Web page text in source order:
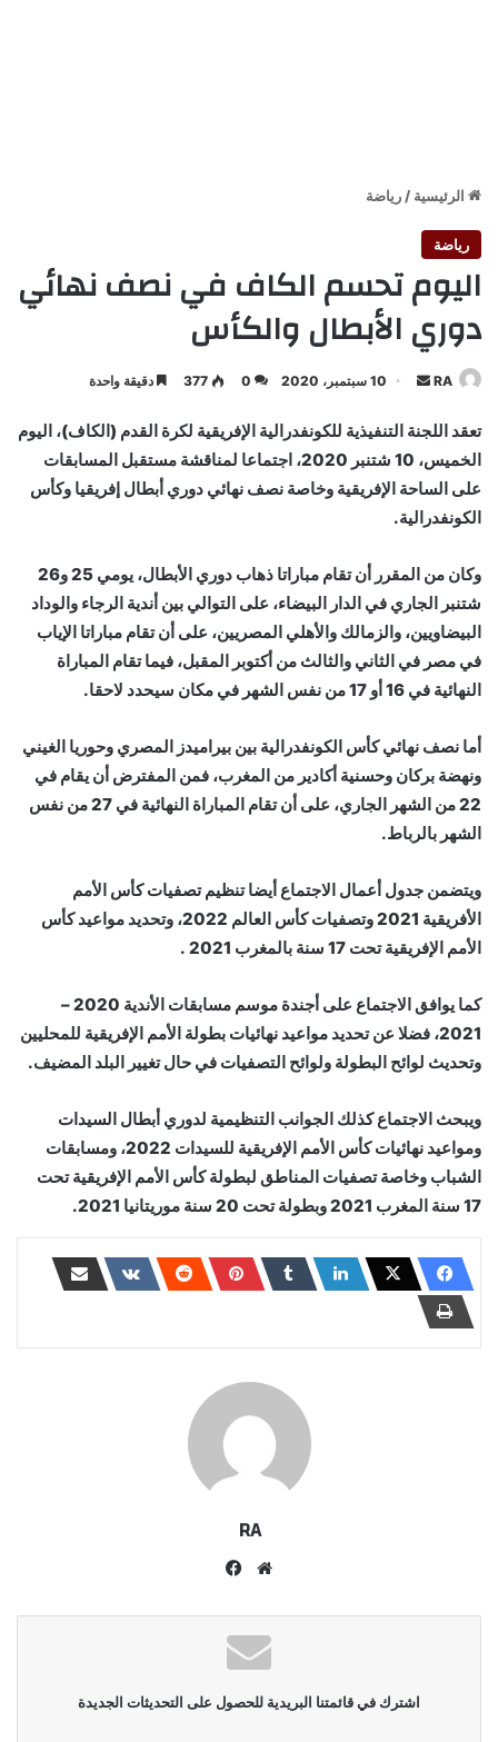
الرئيسية / رياضة
رياضة
اليوم تحسم الكاف في نصف نهائي
دوري الأبطال والكأس
RA
أرسل
إلكترونيا
10 سبتمبر، 2020 0
377 دقيقة واحدة
تعقد اللجنة التنفيذية للكونفدرالية الإفريقية لكرة القدم (الكاف)، اليوم
الخميس، 10 شتنبر 2020، اجتماعا لمناقشة مستقبل المسابقات
على الساحة الإفريقية وخاصة نصف نهائي دوري أبطال إفريقيا وكأس
الكونفدرالية.
وكان من المقرر أن تقام مباراتا ذهاب دوري الأبطال، يومي 25 و26
شتنبر الجاري في الدار البيضاء، على التوالي بين أندية الرجاء والوداد
البيضاويين، والزمالك والأهلي المصريين، على أن تقام مباراتا الإياب
في مصر في الثاني والثالث من أكتوبر المقبل، فيما تقام المباراة
النهائية في 16 أو 17 من نفس الشهر في مكان سيحدد لاحقا.
أما نصف نهائي كأس الكونفدرالية بين بيراميدز المصري وحوريا الغيني
ونهضة بركان وحسنية أكادير من المغرب، فمن المفترض أن يقام في
22 من الشهر الجاري، على أن تقام المباراة النهائية في 27 من نفس
الشهر بالرباط.
ويتضمن جدول أعمال الاجتماع أيضا تنظيم تصفيات كأس الأمم
الأفريقية 2021 وتصفيات كأس العالم 2022، وتحديد مواعيد كأس
الأمم الإفريقية تحت 17 سنة بالمغرب 2021 .
كما يوافق الاجتماع على أجندة موسم مسابقات الأندية 2020 –
2021، فضلا عن تحديد مواعيد نهائيات بطولة الأمم الإفريقية للمحليين
وتحديث لوائح البطولة ولوائح التصفيات في حال تغيير البلد المضيف.
ويبحث الاجتماع كذلك الجوانب التنظيمية لدوري أبطال السيدات
ومواعيد نهائيات كأس الأمم الإفريقية للسيدات 2022، ومسابقات
الشباب وخاصة تصفيات المناطق لبطولة كأس الأمم الإفريقية تحت
17 سنة المغرب 2021 وبطولة تحت 20 سنة موريتانيا 2021.
RA
موقع
اشترك في قائمتنا البريدية للحصول على التحديثات الجديدة